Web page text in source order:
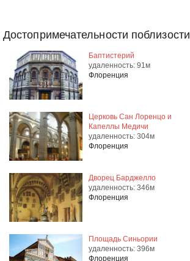
Достопримечательности поблизости
Баптистерий
удаленность: 91м
Флоренция
Церковь Сан Лоренцо и
Капеллы Медичи
удаленность: 304м
Флоренция
Дворец Барджелло
удаленность: 346м
Флоренция
Площадь Синьории
удаленность: 396м
Флоренция